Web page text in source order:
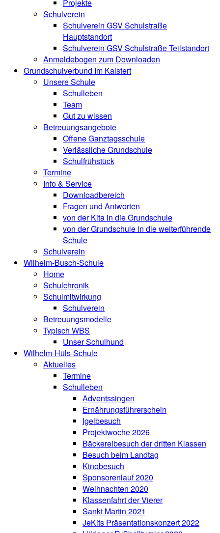
Projekte
Schulverein
Schulverein GSV Schulstraße
Hauptstandort
Schulverein GSV Schulstraße Teilstandort
Anmeldebogen zum Downloaden
Grundschulverbund Im Kalstert
Unsere Schule
Schulleben
Team
Gut zu wissen
Betreuungsangebote
Offene Ganztagsschule
Verlässliche Grundschule
Schulfrühstück
Termine
Info & Service
Downloadbereich
Fragen und Antworten
von der Kita in die Grundschule
von der Grundschule in die weiterführende
Schule
Schulverein
Wilhelm-Busch-Schule
Home
Schulchronik
Schulmitwirkung
Schulverein
Betreuungsmodelle
Typisch WBS
Unser Schulhund
Wilhelm-Hüls-Schule
Aktuelles
Termine
Schulleben
Adventssingen
Ernährungsführerschein
Igelbesuch
Projektwoche 2026
Bäckereibesuch der dritten Klassen
Besuch beim Landtag
Kinobesuch
Sponsorenlauf 2020
Weihnachten 2020
Klassenfahrt der Vierer
Sankt Martin 2021
JeKits Präsentationskonzert 2022